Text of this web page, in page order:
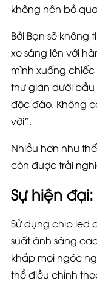
không nên bỏ qua
Bởi Bạn sẽ
xe sáng lên với
mình xuống
thư giãn dưới bầu
độc đáo. Không
vời”.
Nhiều hơn như
còn được trải
Sự hiện đại:
Sử dụng chip led
suất ánh sáng
khắp mọi ngóc
thể điều chỉnh